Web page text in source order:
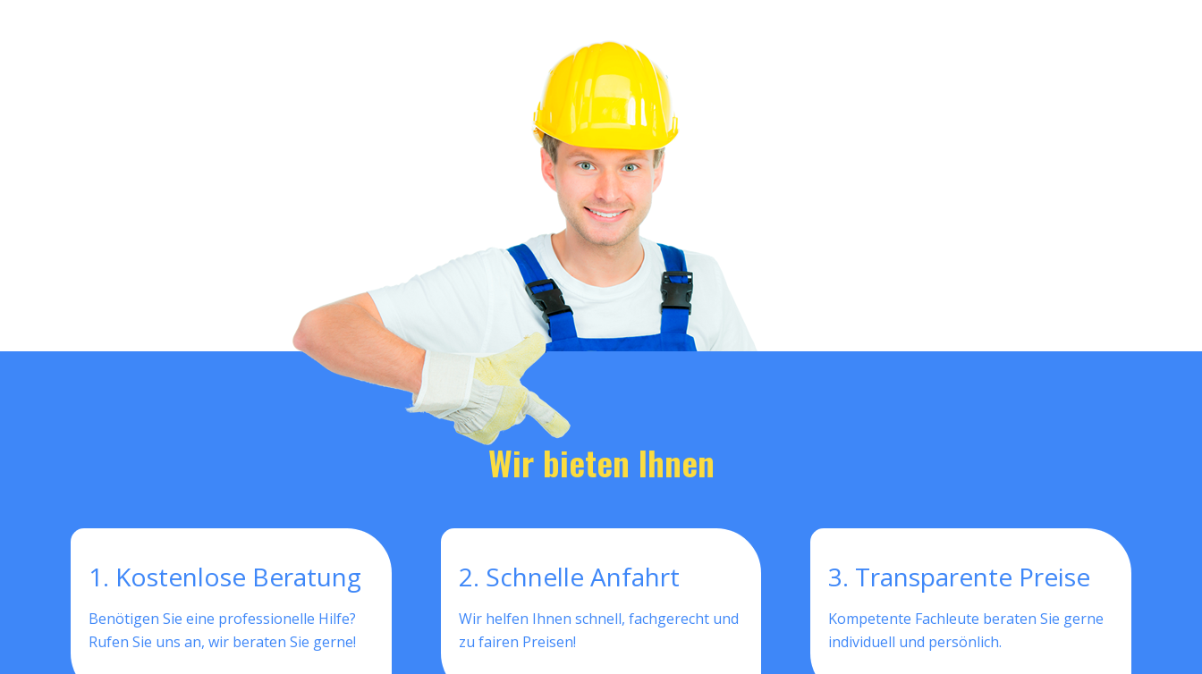
Wir bieten Ihnen
1. Kostenlose Beratung
Benötigen Sie eine professionelle Hilfe?
Rufen Sie uns an, wir beraten Sie gerne!
2. Schnelle Anfahrt
Wir helfen Ihnen schnell, fachgerecht und
zu fairen Preisen!
3. Transparente Preise
Kompetente Fachleute beraten Sie gerne
individuell und persönlich.